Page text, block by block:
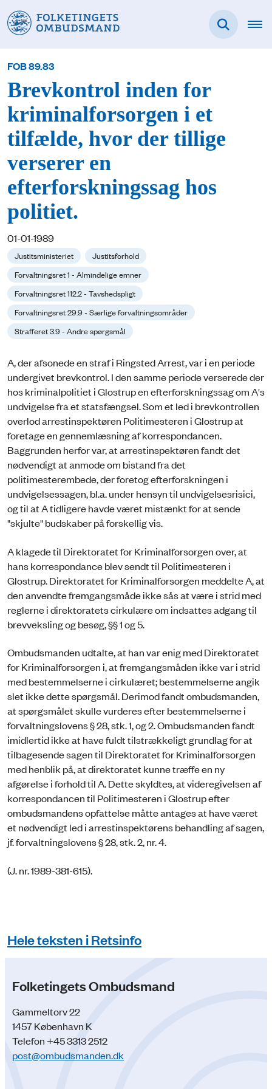
FOB 89.83
Brevkontrol inden for
kriminalforsorgen i et
tilfælde, hvor der tillige
verserer en
efterforskningssag hos
politiet.
01-01-1989
Justitsministeriet
Justitsforhold
Forvaltningsret 1 - Almindelige emner
Forvaltningsret 112.2 - Tavshedspligt
Forvaltningsret 29.9 - Særlige forvaltningsområder
Strafferet 3.9 - Andre spørgsmål
A, der afsonede en straf i Ringsted Arrest, var i en periode
undergivet brevkontrol. I den samme periode verserede der
hos kriminalpolitiet i Glostrup en efterforskningssag om A's
undvigelse fra et statsfængsel. Som et led i brevkontrollen
overlod arrestinspektøren Politimesteren i Glostrup at
foretage en gennemlæsning af korrespondancen.
Baggrunden herfor var, at arrestinspektøren fandt det
nødvendigt at anmode om bistand fra det
politimesterembede, der foretog efterforskningen i
undvigelsessagen, bl.a. under hensyn til undvigelsesrisici,
og til at A tidligere havde været mistænkt for at sende
"skjulte" budskaber på forskellig vis.
A klagede til Direktoratet for Kriminalforsorgen over, at
hans korrespondance blev sendt til Politimesteren i
Glostrup. Direktoratet for Kriminalforsorgen meddelte A, at
den anvendte fremgangsmåde ikke sås at være i strid med
reglerne i direktoratets cirkulære om indsattes adgang til
brevveksling og besøg, §§ 1 og 5.
Ombudsmanden udtalte, at han var enig med Direktoratet
for Kriminalforsorgen i, at fremgangsmåden ikke var i strid
med bestemmelserne i cirkulæret; bestemmelserne angik
slet ikke dette spørgsmål. Derimod fandt ombudsmanden,
at spørgsmålet skulle vurderes efter bestemmelserne i
forvaltningslovens § 28, stk. 1, og 2. Ombudsmanden fandt
imidlertid ikke at have fuldt tilstrækkeligt grundlag for at
tilbagesende sagen til Direktoratet for Kriminalforsorgen
med henblik på, at direktoratet kunne træffe en ny
afgørelse i forhold til A. Dette skyldtes, at videregivelsen af
korrespondancen til Politimesteren i Glostrup efter
ombudsmandens opfattelse måtte antages at have været
et nødvendigt led i arrestinspektørens behandling af sagen,
jf. forvaltningslovens § 28, stk. 2, nr. 4.
(J. nr. 1989-381-615).
Hele teksten i Retsinfo
Folketingets Ombudsmand
Gammeltorv 22
1457 København K
Telefon +45 3313 2512
post@ombudsmanden.dk